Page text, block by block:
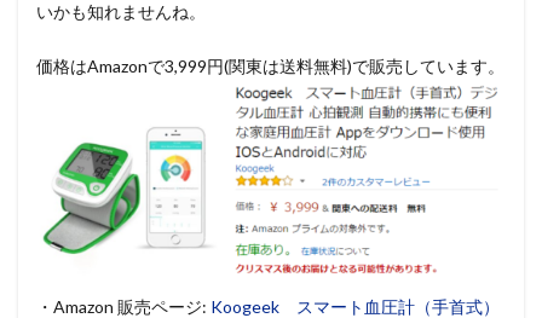
いかも知れませんね。
価格はAmazonで3,999円(関東は送料無料)で販売しています。
・Amazon 販売ページ: Koogeek スマート血圧計（手首式）